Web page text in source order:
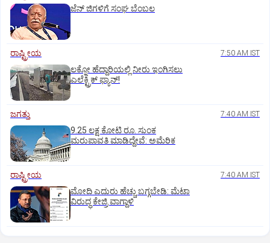
ಜೆನ್‌ ಜಿಗಳಿಗೆ ಸಂಘ ಬೆಂಬಲ
ರಾಷ್ಟ್ರೀಯ 7:50 AM IST
ಲಕ್ನೋ ಹೆದ್ದಾರಿಯಲ್ಲಿ ನೀರು ಇಂಗಿಸಲು
ಎಲೆಕ್ಟ್ರಿಕ್‌ ಫ್ಯಾನ್‌!
ಜಗತ್ತು 7:40 AM IST
9.25 ಲಕ್ಷ ಕೋಟಿ ರೂ. ಸುಂಕ
ಮರುಪಾವತಿ ಮಾಡಿದ್ದೇವೆ: ಅಮೆರಿಕ
ರಾಷ್ಟ್ರೀಯ 7:40 AM IST
ಮೋದಿ ಎದುರು ಹೆಚ್ಚು ಬಗ್ಗಬೇಡಿ: ಮೆಟಾ
ವಿರುದ್ಧ ಕೇಜ್ರಿ ವಾಗ್ದಾಳಿ